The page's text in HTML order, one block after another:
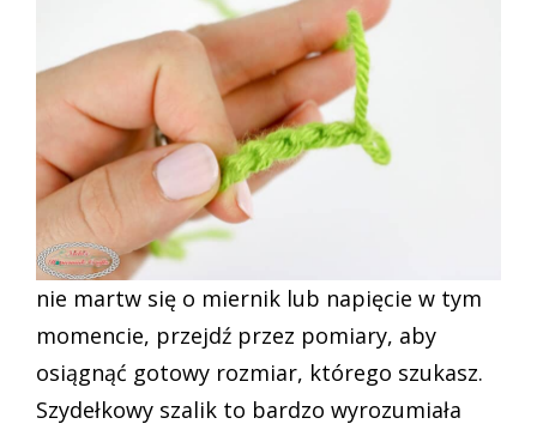
nie martw się o miernik lub napięcie w tym
momencie, przejdź przez pomiary, aby
osiągnąć gotowy rozmiar, którego szukasz.
Szydełkowy szalik to bardzo wyrozumiała